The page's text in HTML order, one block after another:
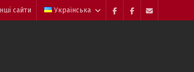
FacebookElectrolium
e-
сайти Українська